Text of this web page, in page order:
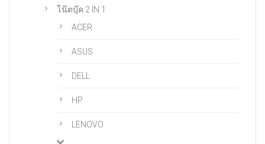
โน๊ตบุ๊ค 2 IN 1
ACER
ASUS
DELL
HP
LENOVO